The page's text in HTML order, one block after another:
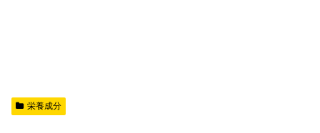
栄養成分